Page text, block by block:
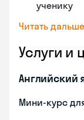
ученику
Читать дальше
Услуги и
Английский
Мини-курс